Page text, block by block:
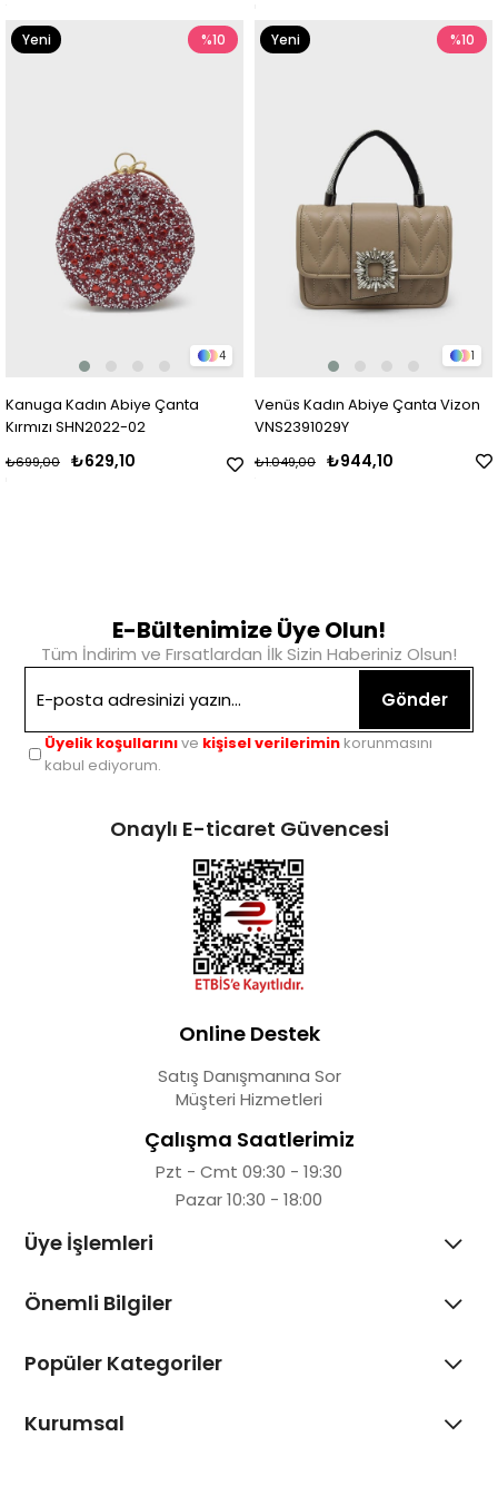
4
Kanuga Kadın Abiye Çanta
Kırmızı SHN2022-02
₺629,10
₺699,00
%10
Yeni
1
Venüs Kadın Abiye Çanta Vizon
VNS2391029Y
₺944,10
₺1.049,00
%10
Yeni
E-Bültenimize Üye Olun!
Tüm İndirim ve Fırsatlardan İlk Sizin Haberiniz Olsun!
Gönder
Üyelik koşullarınıve kişisel verilerimin korunmasını
kabul ediyorum.
Onaylı E-ticaret Güvencesi
Online Destek
Satış Danışmanına Sor
Müşteri Hizmetleri
Çalışma Saatlerimiz
Pzt - Cmt 09:30 - 19:30
Pazar 10:30 - 18:00
Üye İşlemleri
Önemli Bilgiler
Popüler Kategoriler
Kurumsal